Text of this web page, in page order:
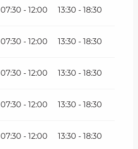
07:30 - 12:00 13:30 - 18:30
07:30 - 12:00 13:30 - 18:30
07:30 - 12:00 13:30 - 18:30
07:30 - 12:00 13:30 - 18:30
07:30 - 12:00 13:30 - 18:30